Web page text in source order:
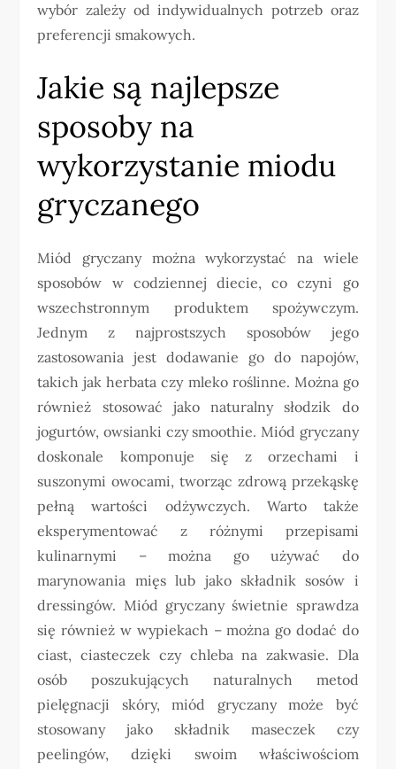
wybór zależy od indywidualnych potrzeb oraz
preferencji smakowych.
Jakie są najlepsze
sposoby na
wykorzystanie miodu
gryczanego
Miód gryczany można wykorzystać na wiele
sposobów w codziennej diecie, co czyni go
wszechstronnym produktem spożywczym.
Jednym z najprostszych sposobów jego
zastosowania jest dodawanie go do napojów,
takich jak herbata czy mleko roślinne. Można go
również stosować jako naturalny słodzik do
jogurtów, owsianki czy smoothie. Miód gryczany
doskonale komponuje się z orzechami i
suszonymi owocami, tworząc zdrową przekąskę
pełną wartości odżywczych. Warto także
eksperymentować z różnymi przepisami
kulinarnymi – można go używać do
marynowania mięs lub jako składnik sosów i
dressingów. Miód gryczany świetnie sprawdza
się również w wypiekach – można go dodać do
ciast, ciasteczek czy chleba na zakwasie. Dla
osób poszukujących naturalnych metod
pielęgnacji skóry, miód gryczany może być
stosowany jako składnik maseczek czy
peelingów, dzięki swoim właściwościom